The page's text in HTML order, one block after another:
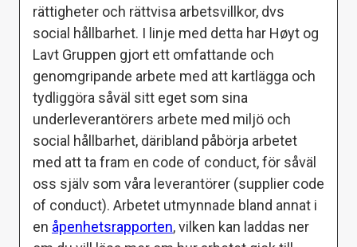
rättigheter och rättvisa arbetsvillkor, dvs
social hållbarhet. I linje med detta har Høyt og
Lavt Gruppen gjort ett omfattande och
genomgripande arbete med att kartlägga och
tydliggöra såväl sitt eget som sina
underleverantörers arbete med miljö och
social hållbarhet, däribland påbörja arbetet
med att ta fram en code of conduct, för såväl
oss själv som våra leverantörer (supplier code
of conduct). Arbetet utmynnade bland annat i
en åpenhetsrapporten, vilken kan laddas ner